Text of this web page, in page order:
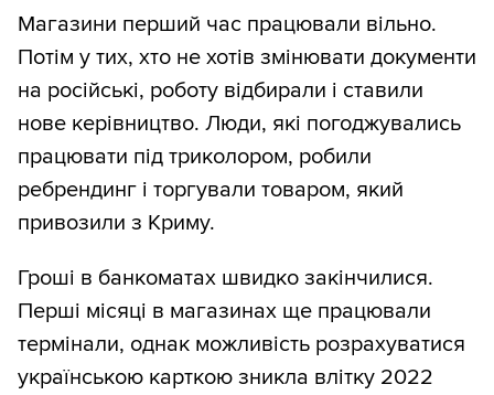
Магазини перший час працювали вільно.
Потім у тих, хто не хотів змінювати документи
на російські, роботу відбирали і ставили
нове керівництво. Люди, які погоджувались
працювати під триколором, робили
ребрендинг і торгували товаром, який
привозили з Криму.
Гроші в банкоматах швидко закінчилися.
Перші місяці в магазинах ще працювали
термінали, однак можливість розрахуватися
українською карткою зникла влітку 2022